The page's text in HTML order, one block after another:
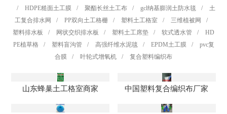
/
HDPE糙面土工膜 / 聚酯长丝土工布 / gcl纳基膨润土防水毯 /
土
工复合排水网
/ PP双向土工格栅 / 塑料土工格室 / 三维植被网
/
塑料排水板
/ 网状交织排水板 / 塑料土工席垫 / 软式透水管 /
HD
PE植草格
/ 塑料盲沟管 / 高强纤维水泥毯 / EPDM土工膜 /
pvc复
合膜
/ 叶轮式增氧机 / 复合塑料编织布
山东蜂巢土工格室商家 中国塑料复合编织布厂家